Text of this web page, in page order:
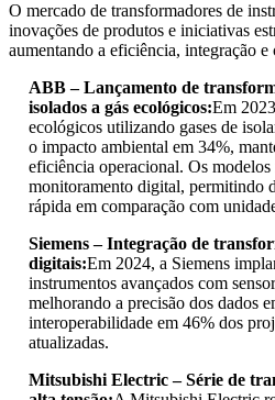
O mercado de transformadores de
inovações de produtos e iniciativas
aumentando a eficiência, integração
ABB – Lançamento de
isolados a gás ecológicos:Em
ecológicos utilizando gases de
o impacto ambiental em 34%,
eficiência operacional. Os modelos
monitoramento digital, permitindo
rápida em comparação com
Siemens – Integração de
digitais:Em 2024, a Siemens
instrumentos avançados com
melhorando a precisão dos dados
interoperabilidade em 46% dos
atualizadas.
Mitsubishi Electric – Série de